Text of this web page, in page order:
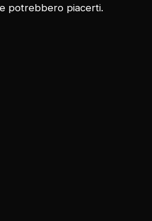
potrebbero piacerti.